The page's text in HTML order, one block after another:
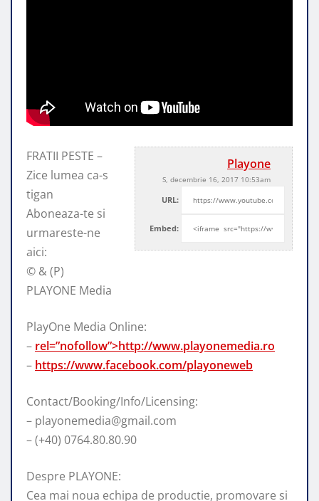
Playone
S, decembrie 16, 2017 10:53am
URL:
Embed:
FRATII PESTE –
Zice lumea ca-s
tigan
Aboneaza-te si
urmareste-ne
aici:
© & (P)
PLAYONE Media
PlayOne Media Online:
– rel=”nofollow”>http://www.playonemedia.ro
– https://www.facebook.com/playoneweb
Contact/Booking/Info/Licensing:
– playonemedia@gmail.com
– (+40) 0764.80.80.90
Despre PLAYONE:
Cea mai noua echipa de productie, promovare si